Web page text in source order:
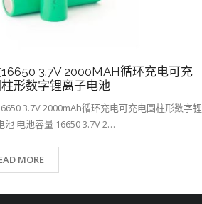
3.7V 2000MAH循环充电可充
形数字锂离子电池
3.7V 2000mAh循环充电可充电圆柱形数字锂
池 电池容量 16650 3.7V 2…
MORE